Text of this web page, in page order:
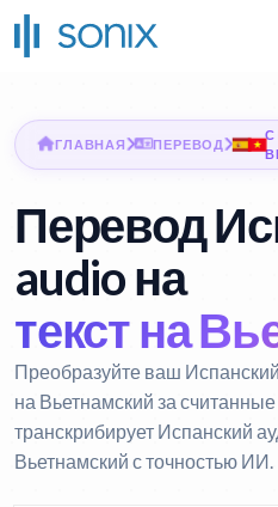
ГЛАВНАЯ ПЕРЕВОД
С
Перевод
audio на
текст на
Преобразуйте ваш
на Вьетнамский за
транскрибирует Испанский
Вьетнамский с точностью ИИ.